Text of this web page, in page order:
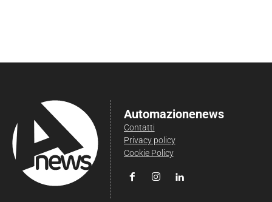
Automazionenews
Contatti
Privacy policy
Cookie Policy